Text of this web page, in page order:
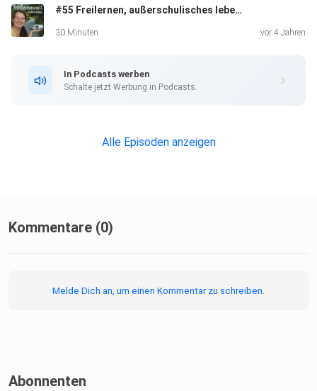
#55 Freilernen, außerschulisches lebenslanges Lernen - Warum sich Reisen ideal anbieten um wichtige und einprägsame Erfahrungen zu machen
30 Minuten vor 4 Jahren
In Podcasts werben
Schalte jetzt Werbung in Podcasts.
Alle Episoden anzeigen
Kommentare (0)
Melde Dich an, um einen Kommentar zu schreiben.
Abonnenten